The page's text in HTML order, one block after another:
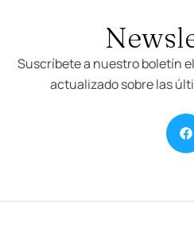
Suscríbete a nuestro boletín
actualizado sobre las